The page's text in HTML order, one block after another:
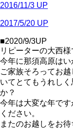
2016/11/3 UP
2017/5/20 UP
■2020/9/3UP
リピーターの大西様
今年に那須高原はい
ご家族そろってお
いてとてもうれし
か？
今年は大変な年で
ください。
またのお越しをお待